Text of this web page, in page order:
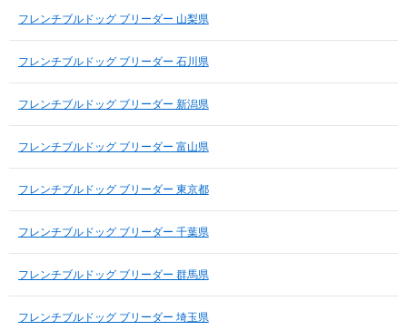
フレンチブルドッグ ブリーダー 山梨県
フレンチブルドッグ ブリーダー 石川県
フレンチブルドッグ ブリーダー 新潟県
フレンチブルドッグ ブリーダー 富山県
フレンチブルドッグ ブリーダー 東京都
フレンチブルドッグ ブリーダー 千葉県
フレンチブルドッグ ブリーダー 群馬県
フレンチブルドッグ ブリーダー 埼玉県